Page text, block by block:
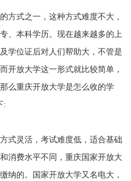
方式之一，这种方式难度不大，
、本科学历。现在越来越多的上
学位证后对人们帮助大，不管是
开放大学这一形式就比较简单，
么重庆开放大学是怎么收的学
:
式灵活，考试难度低，适合基础
消费水平不同，重庆国家开放大
纳的。国家开放大学又名电大，